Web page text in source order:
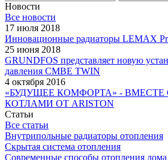
Новости
Все новости
17 июля 2018
Инновационные радиаторы LEMAX
25 июня 2018
GRUNDFOS представляет новую
давления CMBE TWIN
4 октября 2016
«БУДУЩЕЕ КОМФОРТА» -
КОТЛАМИ ОТ ARISTON
Статьи
Все статьи
Внутрипольные радиаторы отопления
Скрытая система отопления
Современные способы отопления дома